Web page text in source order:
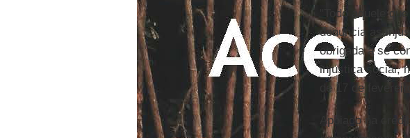
"Todo aquele
denuncia as
obrigada a se
injustiça social,
de 17 de
Apoiado na